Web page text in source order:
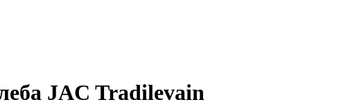
JAC Tradilevain